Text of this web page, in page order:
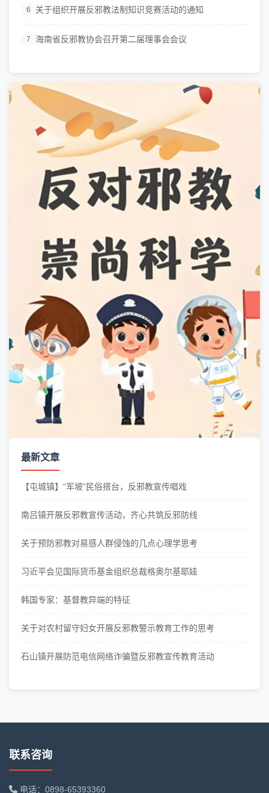
6 关于组织开展反邪教法制知识竞赛活动的通知
7 海南省反邪教协会召开第二届理事会会议
最新文章
【屯城镇】“军坡”民俗搭台，反邪教宣传唱戏
南吕镇开展反邪教宣传活动，齐心共筑反邪防线
关于预防邪教对易感人群侵蚀的几点心理学思考
习近平会见国际货币基金组织总裁格奥尔基耶娃
韩国专家：基督教异端的特征
关于对农村留守妇女开展反邪教警示教育工作的思考
石山镇开展防范电信网络诈骗暨反邪教宣传教育活动
联系咨询
电话：0898-65393360